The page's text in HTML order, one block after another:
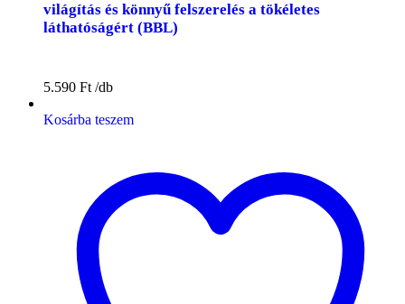
világítás és könnyű felszerelés a tökéletes
láthatóságért (BBL)
5.590 Ft
Kosárba teszem